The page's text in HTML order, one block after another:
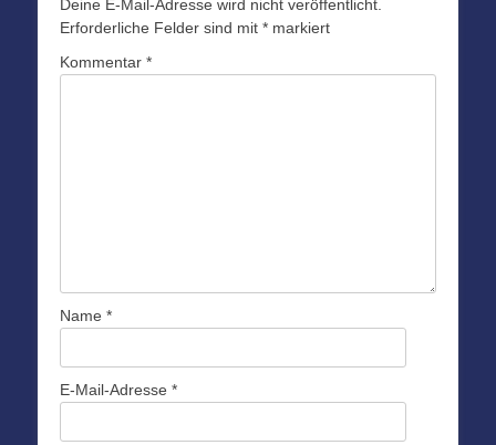
Deine E-Mail-Adresse wird nicht veröffentlicht.
Erforderliche Felder sind mit * markiert
Kommentar *
Name *
E-Mail-Adresse *